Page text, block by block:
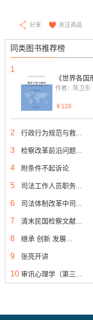
分享 关注商品
同类图书推荐榜
1
作者：陈卫东
￥128
2 行政行为规范与救...
3 检察改革前沿问题...
4 附条件不起诉论
5 司法工作人员职务...
6 司法体制改革中司...
7 清末民国检察文献...
8 继承 创新 发展...
9 张亮开讲
10 审讯心理学（第三...